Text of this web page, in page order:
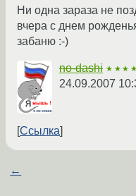
Ни одна зараза не
вчера с днем
забаню :-)
no-dashi
24.09.2007
Ссылка
←